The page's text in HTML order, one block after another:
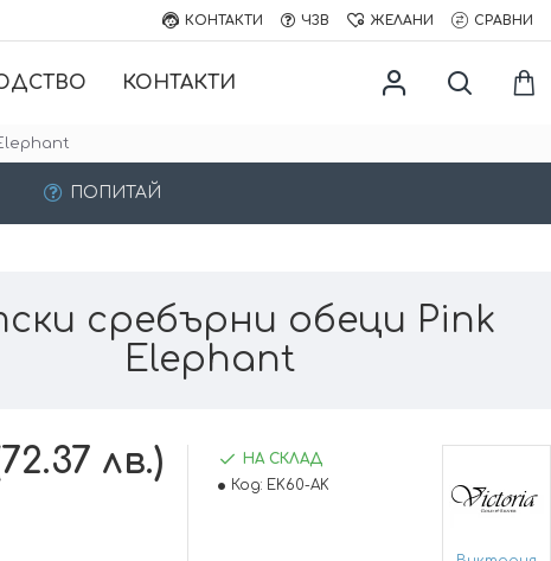
КОНТАКТИ ЧЗВ ЖЕЛАНИ СРАВНИ
КОНТАКТИ
ПОПИТАЙ
сребърни обеци Pink
Elephant
лв.)
НА СКЛАД
Код: EK60-AK